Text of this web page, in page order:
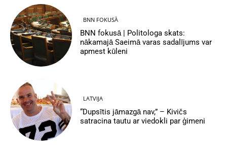
BNN FOKUSĀ
BNN fokusā | Politologa skats:
nākamajā Saeimā varas sadalījums var
apmest kūleni
LATVIJA
“Dupsītis jāmazgā nav,” – Kivičs
satracina tautu ar viedokli par ģimeni